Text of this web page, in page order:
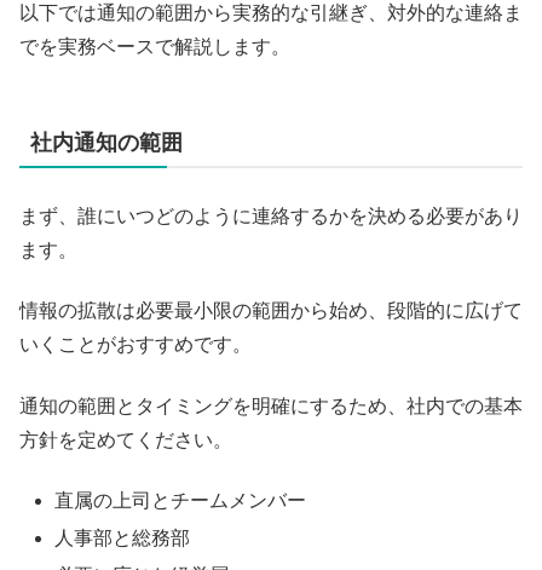
以下では通知の範囲から実務的な引継ぎ、対外的な連絡ま
でを実務ベースで解説します。
社内通知の範囲
まず、誰にいつどのように連絡するかを決める必要があり
ます。
情報の拡散は必要最小限の範囲から始め、段階的に広げて
いくことがおすすめです。
通知の範囲とタイミングを明確にするため、社内での基本
方針を定めてください。
直属の上司とチームメンバー
人事部と総務部